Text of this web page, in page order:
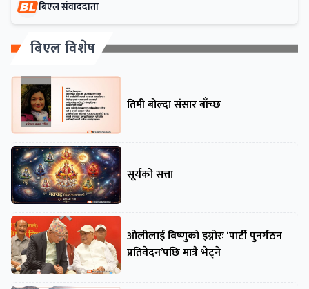
बिएल संवाददाता
बिएल विशेष
तिमी बोल्दा संसार बाँच्छ
सूर्यको सत्ता
ओलीलाई विष्णुको इग्नोरः ‘पार्टी पुनर्गठन
प्रतिवेदन’पछि मात्रै भेट्ने